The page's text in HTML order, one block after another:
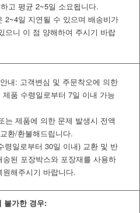
고 평균 2~5일 소요됩니다.
2~4일 지연될 수 있으며 배송비가
으니 이 점 양해하여 주시기 바랍
내: 고객변심 및 주문착오에 의한
제품 수령일로부터 7일 이내 가능
는 제품에 의한 문제 발생시 전액
환/환불해드립니다.
령일로부터 30일 이내) 교환 및 반
송된 포장박스와 포장재를 사용하
원해주시기 바랍니다.
불가한 경우: